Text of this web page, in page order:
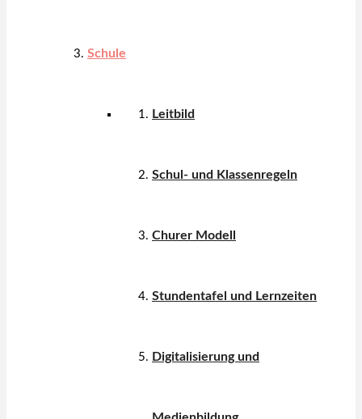
Schule
Leitbild
Schul- und Klassenregeln
Churer Modell
Stundentafel und Lernzeiten
Digitalisierung und